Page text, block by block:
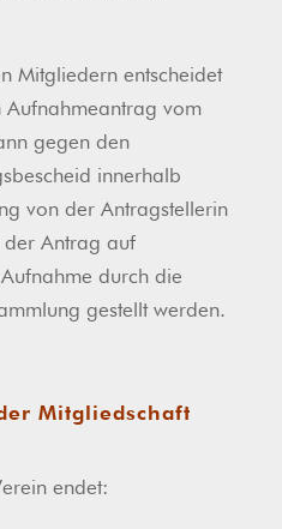
Mitgliedern entscheidet
vom
gegen den
innerhalb
von der Antragstellerin
der Antrag auf
durch die
gestellt werden.
Mitgliedschaft
endet: